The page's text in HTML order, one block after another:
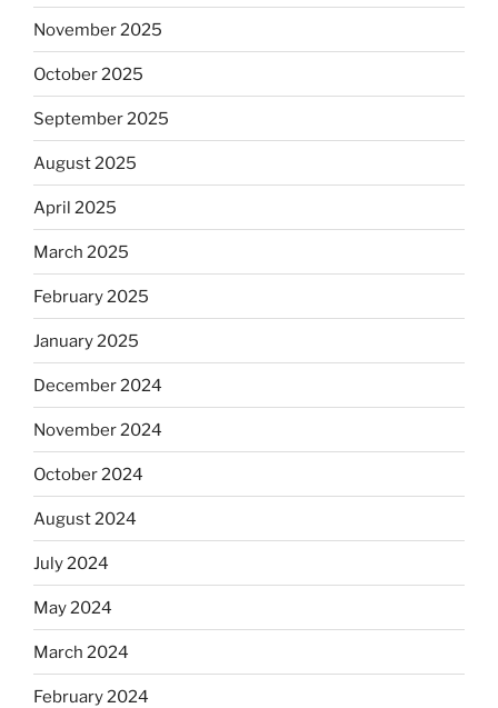
November 2025
October 2025
September 2025
August 2025
April 2025
March 2025
February 2025
January 2025
December 2024
November 2024
October 2024
August 2024
July 2024
May 2024
March 2024
February 2024